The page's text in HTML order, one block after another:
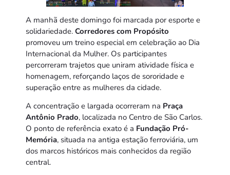
A manhã deste domingo foi marcada por esporte e
solidariedade. Corredores com Propósito
promoveu um treino especial em celebração ao Dia
Internacional da Mulher. Os participantes
percorreram trajetos que uniram atividade física e
homenagem, reforçando laços de sororidade e
superação entre as mulheres da cidade.
A concentração e largada ocorreram na Praça
Antônio Prado, localizada no Centro de São Carlos.
O ponto de referência exato é a Fundação Pró-
Memória, situada na antiga estação ferroviária, um
dos marcos históricos mais conhecidos da região
central.